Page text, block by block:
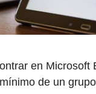
en Microsoft
de un